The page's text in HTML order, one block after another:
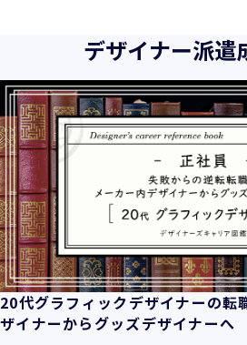
様、お取引先関係者の個人情報及び
材派遣サービス、人材紹介サービス
他、利用者の皆さまの「活躍の場の
創出」に利用しています。また、従
情報などを従業者管理に利用します
て個人情報及び特定個人情報の保護
時に、個人情報などの保護を徹底す
務と認識しております。そこで、個
めた行動規範に基づき、社会的使命
権利の保護、個人情報に関する法規
また、以下に示す方針を具現化する
ジメントシステムを構築し、最新の
要請の変化、経営環境の変動等を常
続的改善に、全社を挙げて取り組む
す。
デザイナー派遣
20代グラフィックデザイナーの転
ザイナーからグッズデザイナーへ